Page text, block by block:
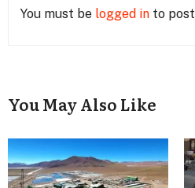
You must be logged in to
You May Also Like